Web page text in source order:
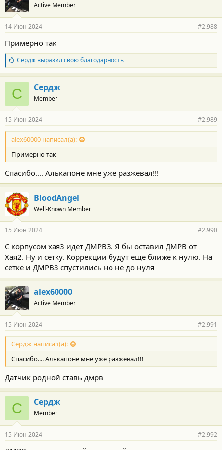
Active Member
14 Июн 2024 #2.988
Примерно так
Б
л
а
г
о
д
а
н
о
с
и
:
Серджвыразил свою благодарность
С Сердж
Member
15 Июн 2024 #2.989
alex60000 написал(а):
Примерно так
Спасибо.... Алькапоне мне уже разжевал!!!
BloodAngel
Well-Known Member
15 Июн 2024 #2.990
С корпусом хая3 идет ДМРВ3. Я бы оставил ДМРВ от
Хая2. Ну и сетку. Коррекции будут еще ближе к нулю. На
сетке и ДМРВ3 спустились но не до нуля
alex60000
Active Member
15 Июн 2024 #2.991
Сердж написал(а):
Спасибо.... Алькапоне мне уже разжевал!!!
Датчик родной ставь дмрв
С Сердж
Member
15 Июн 2024 #2.992